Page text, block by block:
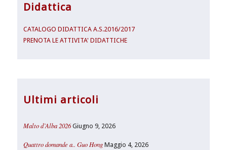
Didattica
CATALOGO DIDATTICA A.S.2016/2017
PRENOTA LE ATTIVITA' DIDATTICHE
Ultimi articoli
Malto d’Alba 2026 Giugno 9, 2026
Quattro domande a.. Guo Hong Maggio 4, 2026